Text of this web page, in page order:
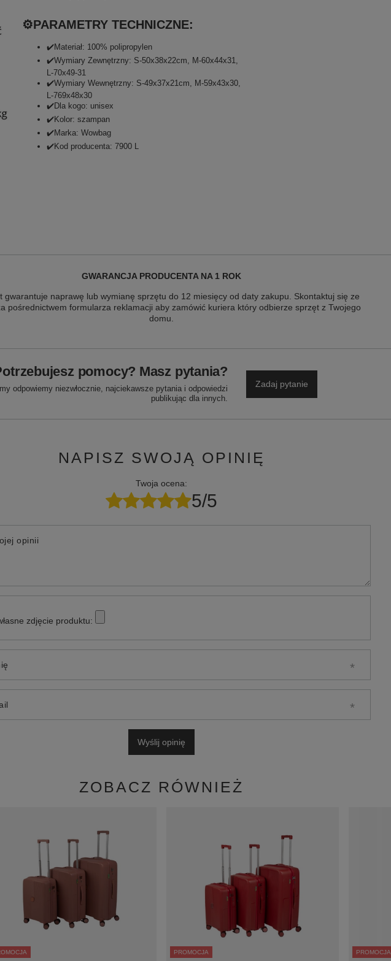
⚙️PARAMETRY TECHNICZNE:
✔️Materiał: 100% polipropylen
✔️Wymiary Zewnętrzny: S-50x38x22cm, M-60x44x31,
L-70x49-31
✔️Wymiary Wewnętrzny: S-49x37x21cm, M-59x43x30,
L-769x48x30
✔️Dla kogo: unisex
✔️Kolor: szampan
✔️Marka: Wowbag
✔️Kod producenta: 7900 L
GWARANCJA PRODUCENTA NA 1 ROK
gwarantuje naprawę lub wymianę sprzętu do 12 miesięcy od daty zakupu. Skontaktuj się ze
pośrednictwem formularza reklamacji aby zamówić kuriera który odbierze sprzęt z Twojego
domu.
pomocy? Masz pytania?
odpowiemy niezwłocznie, najciekawsze pytania i odpowiedzi
publikując dla innych.
Zadaj pytanie
NAPISZ SWOJĄ OPINIĘ
Twoja ocena:
5/5
opinii
zdjęcie produktu:
Wyślij opinię
ZOBACZ RÓWNIEŻ
PROMOCJA PROMOCJA